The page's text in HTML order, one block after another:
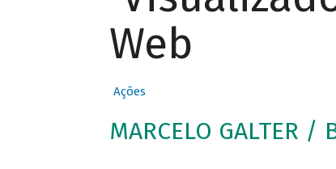
Web
Ações
MARCELO GALTER